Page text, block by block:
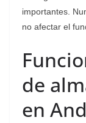
importantes.
no afectar el
de
en